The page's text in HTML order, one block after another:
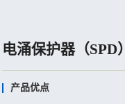
信号隔离器
产品优点
隔离式安全栅
产品优点
电涌保护器（SPD）
产品优点
安全继电器
产品优点
隔离式智能I/O模块
产品优点
数据采集模块
产品优点
在线露点分析仪
产品优点
工业数据光端机
产品优点
智能网关
产品优点
温度变送器
产品优点